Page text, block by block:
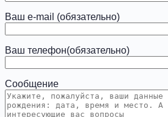
Ваш e-mail (обязательно)
Ваш телефон(обязательно)
Сообщение